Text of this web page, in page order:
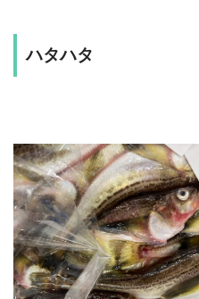
ハタハタ